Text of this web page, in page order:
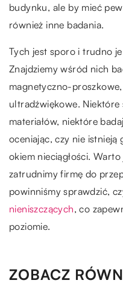
budynku, ale by mieć
również inne badania.
Tych jest sporo i trudno
Znajdziemy wśród nich
magnetyczno-
ultradźwiękowe. Niektóre
materiałów, niektóre
oceniając, czy nie istnieją
okiem nieciągłości.
zatrudnimy firmę do
powinniśmy sprawdzić,
nieniszczących, co
poziomie.
ZOBACZ